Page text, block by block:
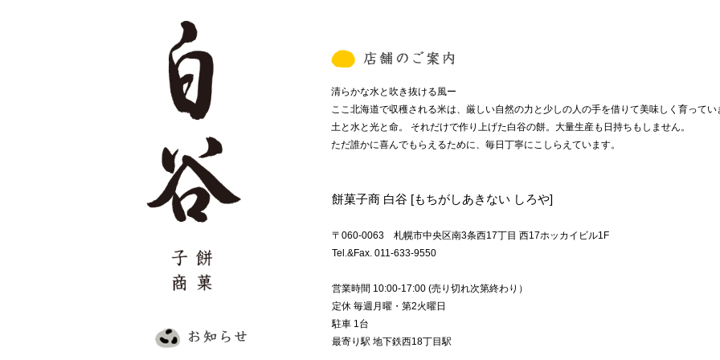
清らかな水と吹き抜ける風ー
ここ北海道で収穫される米は、厳しい自然の力と少しの人の手を借りて美味しく育ってい
土と水と光と命。 それだけで作り上げた白谷の餅。大量生産も日持ちもしません。
ただ誰かに喜んでもらえるために、毎日丁寧にこしらえています。
餅菓子商 白谷 [もちがしあきない しろや]
〒060-0063 札幌市中央区南3条西17丁目 西17ホッカイビル1F
Tel.&Fax. 011-633-9550
営業時間 10:00-17:00 (売り切れ次第終わり）
定休 毎週月曜・第2火曜日
駐車 1台
最寄り駅 地下鉄西18丁目駅